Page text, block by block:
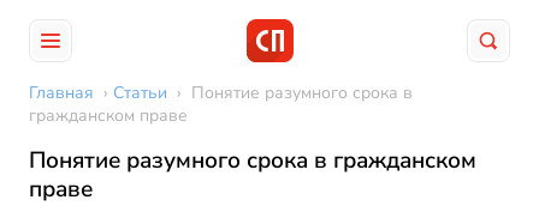
Главная › Статьи › Понятие разумного срока в
гражданском праве
Понятие разумного срока в гражданском
праве